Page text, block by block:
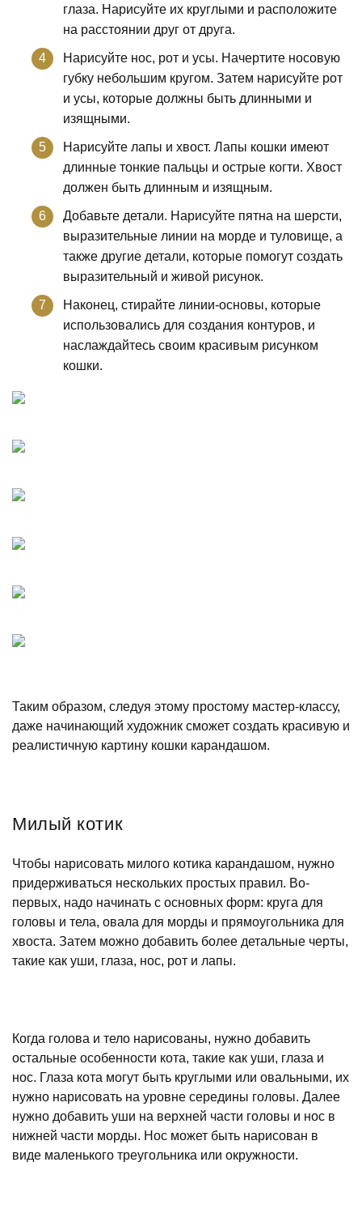
глаза. Нарисуйте их круглыми и расположите
на расстоянии друг от друга.
Нарисуйте нос, рот и усы. Начертите носовую
губку небольшим кругом. Затем нарисуйте рот
и усы, которые должны быть длинными и
изящными.
Нарисуйте лапы и хвост. Лапы кошки имеют
длинные тонкие пальцы и острые когти. Хвост
должен быть длинным и изящным.
Добавьте детали. Нарисуйте пятна на шерсти,
выразительные линии на морде и туловище, а
также другие детали, которые помогут создать
выразительный и живой рисунок.
Наконец, стирайте линии-основы, которые
использовались для создания контуров, и
наслаждайтесь своим красивым рисунком
кошки.
Таким образом, следуя этому простому мастер-классу,
даже начинающий художник сможет создать красивую и
реалистичную картину кошки карандашом.
Милый котик
Чтобы нарисовать милого котика карандашом, нужно
придерживаться нескольких простых правил. Во-
первых, надо начинать с основных форм: круга для
головы и тела, овала для морды и прямоугольника для
хвоста. Затем можно добавить более детальные черты,
такие как уши, глаза, нос, рот и лапы.
Когда голова и тело нарисованы, нужно добавить
остальные особенности кота, такие как уши, глаза и
нос. Глаза кота могут быть круглыми или овальными, их
нужно нарисовать на уровне середины головы. Далее
нужно добавить уши на верхней части головы и нос в
нижней части морды. Нос может быть нарисован в
виде маленького треугольника или окружности.